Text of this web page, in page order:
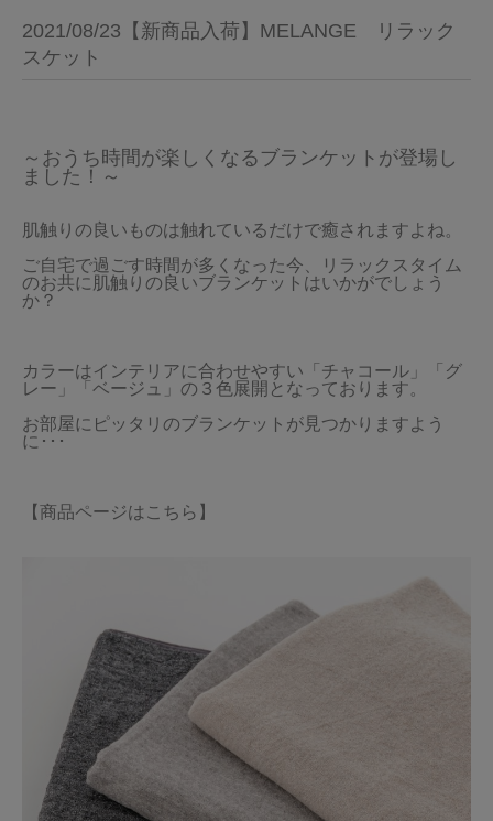
2021/08/23【新商品入荷】MELANGE リラック
スケット
～おうち時間が楽しくなるブランケットが登場し
ました！～
肌触りの良いものは触れているだけで癒されますよね。
ご自宅で過ごす時間が多くなった今、リラックスタイム
のお共に肌触りの良いブランケットはいかがでしょう
か？
カラーはインテリアに合わせやすい「チャコール」「グ
レー」「ベージュ」の３色展開となっております。
お部屋にピッタリのブランケットが見つかりますよう
に･･･
【商品ページはこちら】